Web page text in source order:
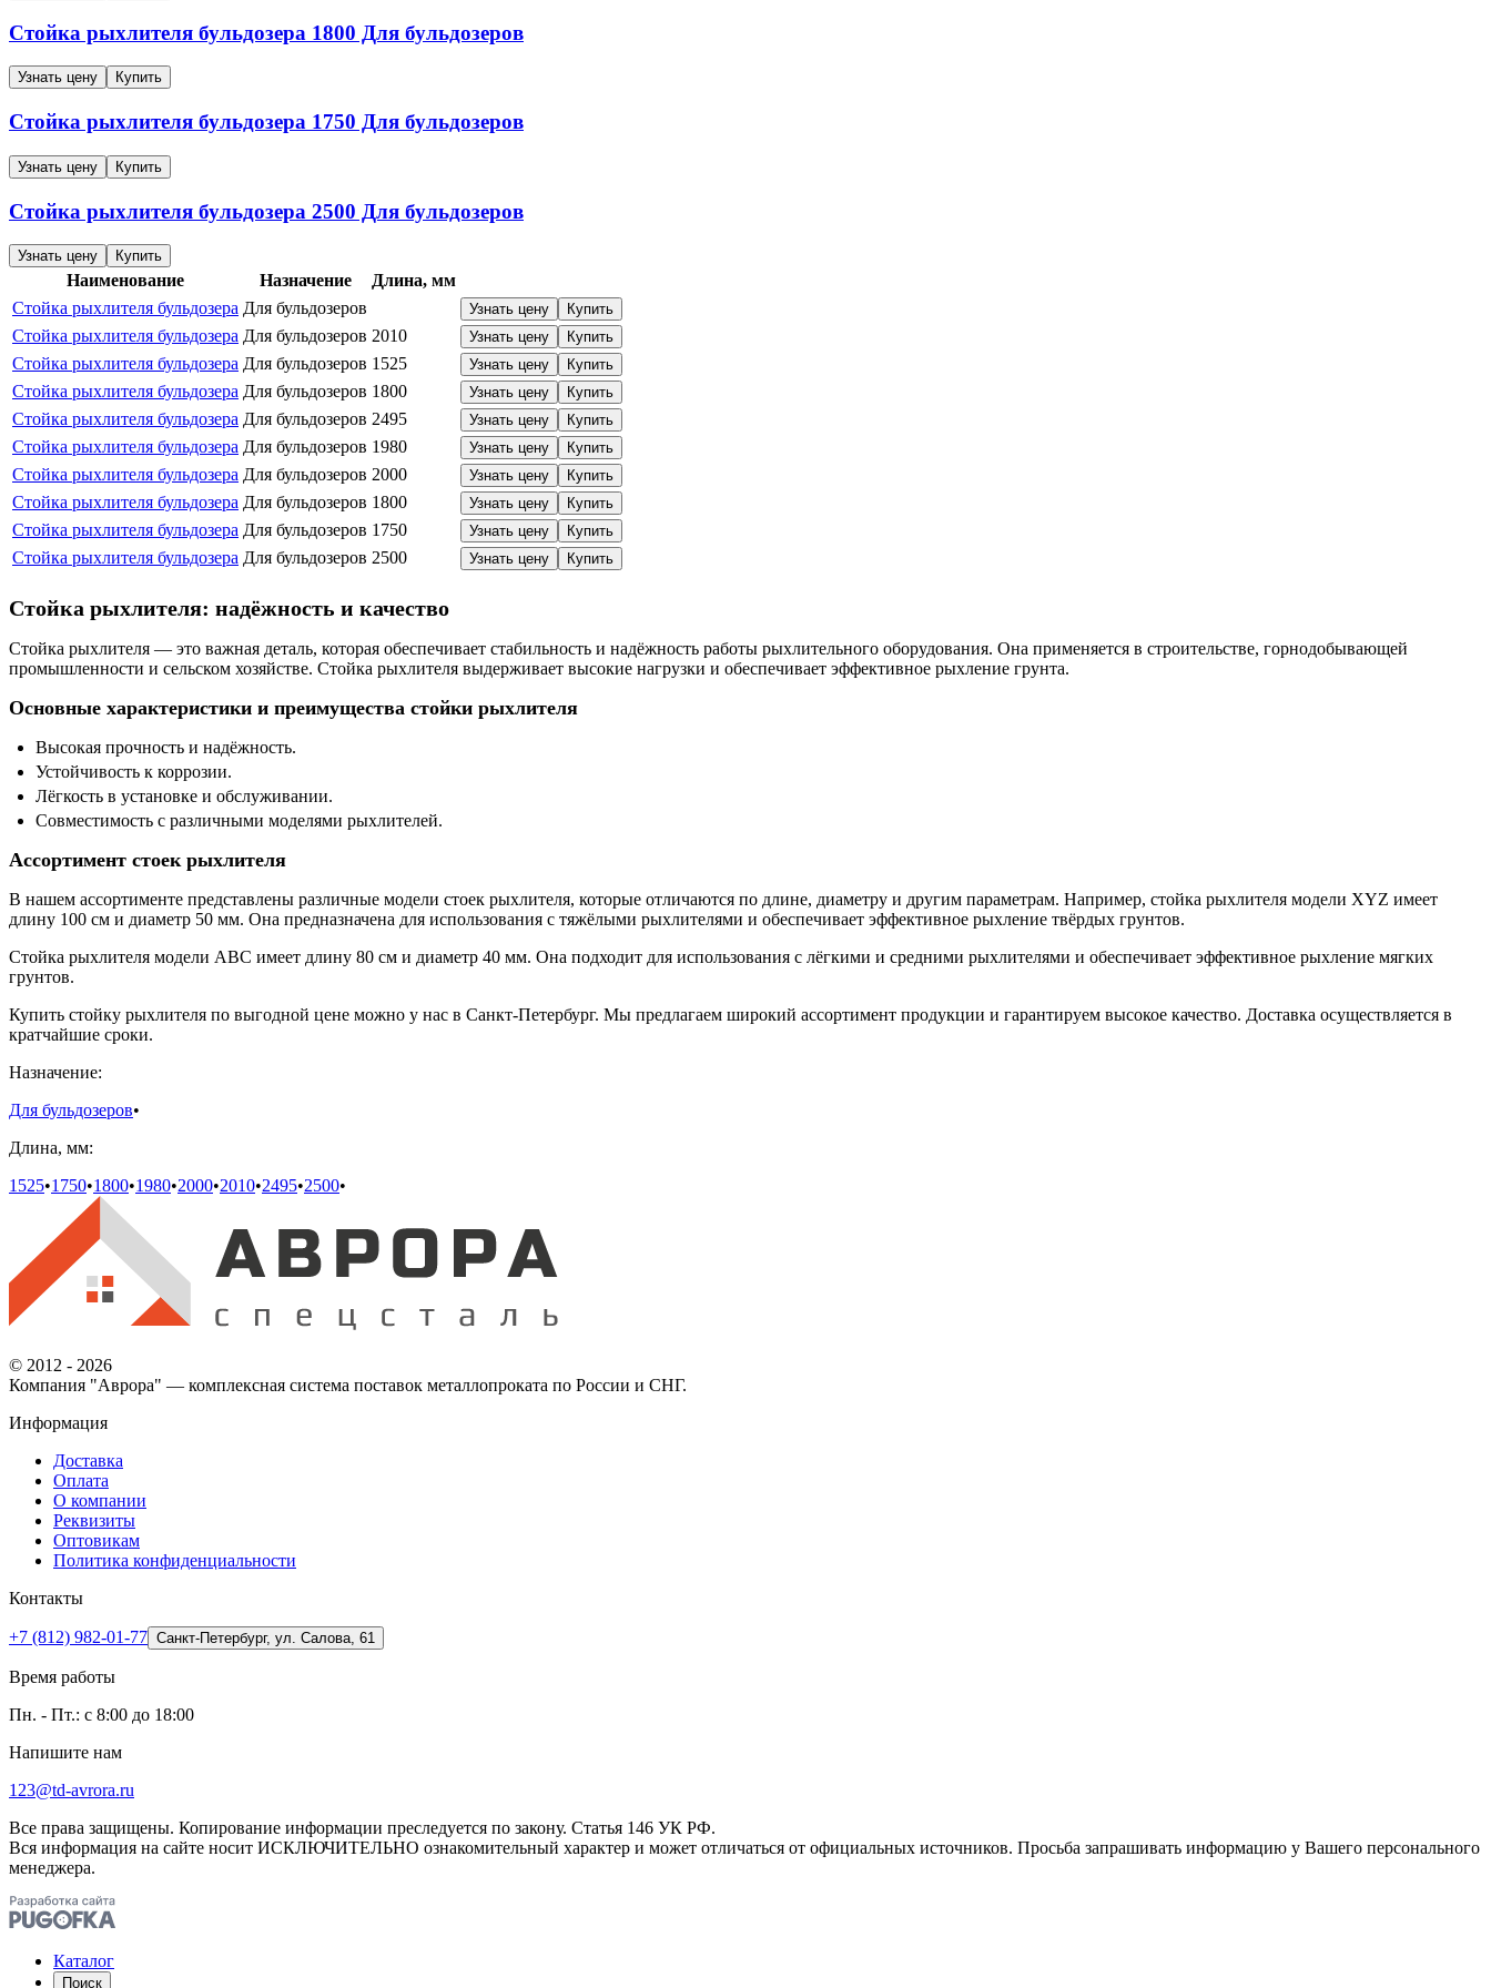
Стойка рыхлителя бульдозера 1800 Для бульдозеров
Узнать цену Купить
Стойка рыхлителя бульдозера 1750 Для бульдозеров
Узнать цену Купить
Стойка рыхлителя бульдозера 2500 Для бульдозеров
Узнать цену Купить
Наименование Назначение
Длина, мм
Стойка рыхлителя бульдозера Для бульдозеров Узнать цену Купить
Стойка рыхлителя бульдозера Для бульдозеров 2010 Узнать цену Купить
Стойка рыхлителя бульдозера Для бульдозеров 1525 Узнать цену Купить
Стойка рыхлителя бульдозера Для бульдозеров 1800 Узнать цену Купить
Стойка рыхлителя бульдозера Для бульдозеров 2495 Узнать цену Купить
Стойка рыхлителя бульдозера Для бульдозеров 1980 Узнать цену Купить
Стойка рыхлителя бульдозера Для бульдозеров 2000 Узнать цену Купить
Стойка рыхлителя бульдозера Для бульдозеров 1800 Узнать цену Купить
Стойка рыхлителя бульдозера Для бульдозеров 1750 Узнать цену Купить
Стойка рыхлителя бульдозера Для бульдозеров 2500 Узнать цену Купить
Стойка рыхлителя: надёжность и качество
Стойка рыхлителя — это важная деталь, которая обеспечивает стабильность и надёжность работы рыхлительного оборудования. Она применяется в строительстве, горнодобывающей
промышленности и сельском хозяйстве. Стойка рыхлителя выдерживает высокие нагрузки и обеспечивает эффективное рыхление грунта.
Основные характеристики и преимущества стойки рыхлителя
Высокая прочность и надёжность.
Устойчивость к коррозии.
Лёгкость в установке и обслуживании.
Совместимость с различными моделями рыхлителей.
Ассортимент стоек рыхлителя
В нашем ассортименте представлены различные модели стоек рыхлителя, которые отличаются по длине, диаметру и другим параметрам. Например, стойка рыхлителя модели XYZ имеет
длину 100 см и диаметр 50 мм. Она предназначена для использования с тяжёлыми рыхлителями и обеспечивает эффективное рыхление твёрдых грунтов.
Стойка рыхлителя модели ABC имеет длину 80 см и диаметр 40 мм. Она подходит для использования с лёгкими и средними рыхлителями и обеспечивает эффективное рыхление мягких
грунтов.
Купить стойку рыхлителя по выгодной цене можно у нас в Санкт-Петербург. Мы предлагаем широкий ассортимент продукции и гарантируем высокое качество. Доставка осуществляется в
кратчайшие сроки.
Назначение:
Для бульдозеров•
Длина, мм:
1525•1750•1800•1980•2000•2010•2495•2500•
© 2012 - 2026
Компания "Аврора" — комплексная система поставок металлопроката по России и СНГ.
Информация
Доставка
Оплата
О компании
Реквизиты
Оптовикам
Политика конфиденциальности
Контакты
+7 (812) 982-01-77 Санкт-Петербург, ул. Салова, 61
Время работы
Пн. - Пт.: с 8:00 до 18:00
Напишите нам
123@td-avrora.ru
Все права защищены. Копирование информации преследуется по закону. Статья 146 УК РФ.
Вся информация на сайте носит ИСКЛЮЧИТЕЛЬНО ознакомительный характер и может отличаться от официальных источников. Просьба запрашивать информацию у Вашего персонального
менеджера.
Каталог
Поиск